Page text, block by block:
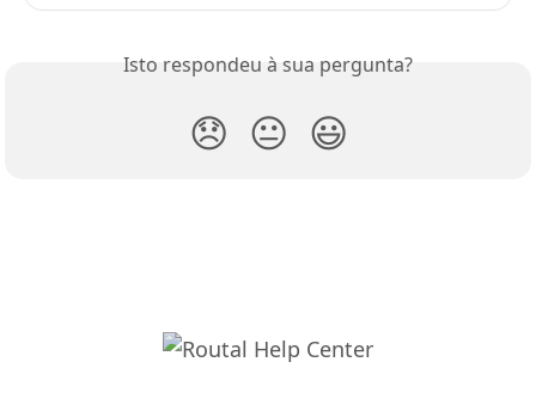
Isto respondeu à sua pergunta?
😞 😐 😃